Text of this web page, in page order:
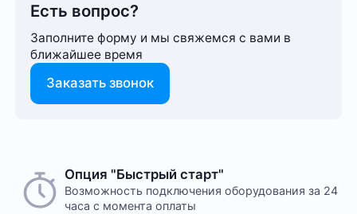
Есть вопрос?
Заполните форму и мы свяжемся с вами в
ближайшее время
Заказать звонок
Опция "Быстрый старт"
Возможность подключения оборудования за 24
часа с момента оплаты